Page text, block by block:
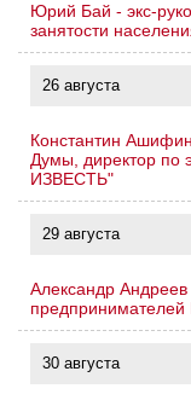
Юрий Бай - экс-
занятости
26 августа
Константин
Думы, директор
ИЗВЕСТЬ"
29 августа
Александр
предпринимателей
30 августа